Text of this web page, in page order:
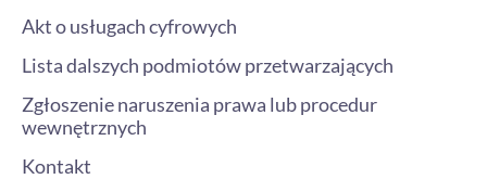
Akt o usługach cyfrowych
Lista dalszych podmiotów przetwarzających
Zgłoszenie naruszenia prawa lub procedur
wewnętrznych
Kontakt